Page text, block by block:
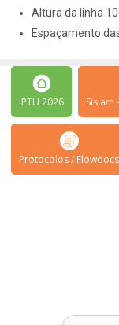
Altura da linha
Espaçamento
IPTU 2026 Sislam
Protocolos / Flowdocs